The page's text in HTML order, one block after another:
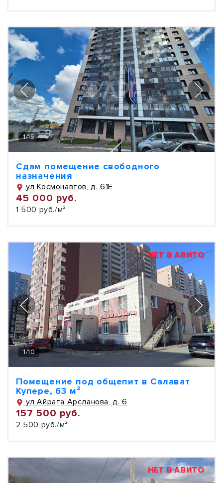
1/15
Сдам помещение свободного
назначения
ул Космонавтов, д. 61Е
45 000 руб.
1 500 руб./м²
НЕТ В АВИТО
1/10
Помещение под общепит в Салават
Купере, 63 м²
ул Айрата Арсланова, д. 6
157 500 руб.
2 500 руб./м²
НЕТ В АВИТО